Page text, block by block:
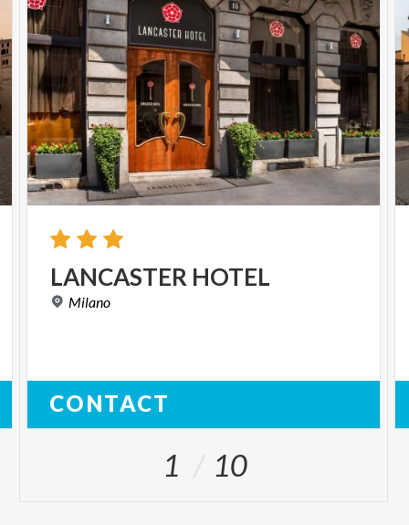
LANCASTER HOTEL
Milano
CONTACT
1 10